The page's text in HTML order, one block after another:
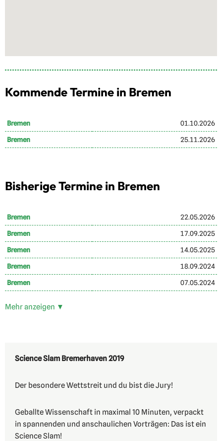
Science Slam Bremerhaven 2019
Der besondere Wettstreit und du bist die Jury!
Geballte Wissenschaft in maximal 10 Minuten, verpackt
in spannenden und anschaulichen Vorträgen: Das ist ein
Science Slam!
Kommende Termine in Bremen
Bremen 01.10.2026
Bremen 25.11.2026
Bisherige Termine in Bremen
Bremen 22.05.2026
Bremen 17.09.2025
Bremen 14.05.2025
Bremen 18.09.2024
Bremen 07.05.2024
Mehr anzeigen ▼